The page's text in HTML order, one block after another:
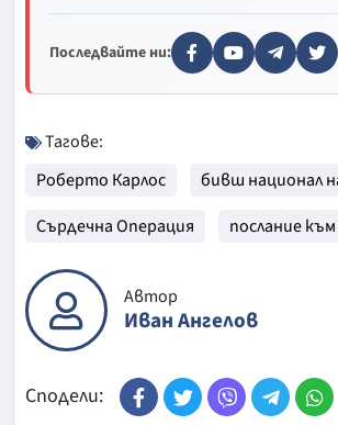
Последвайте ни:
Тагове:
Роберто Карлос
бивш национал
Сърдечна Операция
послание
Автор
Иван Ангелов
Сподели: